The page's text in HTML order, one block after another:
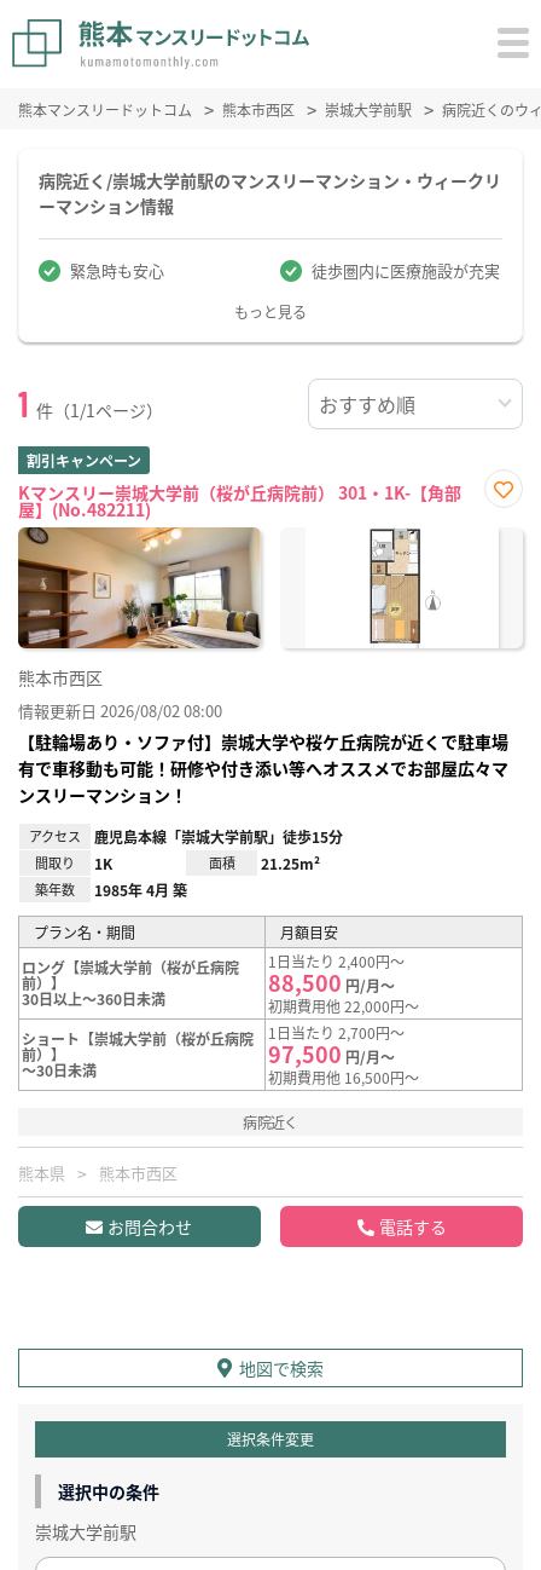
熊本マンスリードットコム 熊本市西区 崇城大学前駅 病院近くのウ
病院近く/崇城大学前駅のマンスリーマンション・ウィークリ
ーマンション情報
緊急時も安心 徒歩圏内に医療施設が充実
もっと見る
1 件（1/1ページ）
割引キャンペーン
Kマンスリー崇城大学前（桜が丘病院前） 301・1K-【角部
屋】(No.482211)
に入
熊本市西区
情報更新日 2026/08/02 08:00
【駐輪場あり・ソファ付】崇城大学や桜ケ丘病院が近くで駐車場
有で車移動も可能！研修や付き添い等へオススメでお部屋広々マ
ンスリーマンション！
アクセス 鹿児島本線「崇城大学前駅」徒歩15分
間取り 1K 面積 21.25m²
築年数 1985年 4月 築
プラン名・期間
月額目安
ロング【崇城大学前（桜が丘病院
前）】
30日以上～360日未満
1日当たり 2,400円～
88,500 円/月～
初期費用他 22,000円～
ショート【崇城大学前（桜が丘病院
前）】
～30日未満
1日当たり 2,700円～
97,500 円/月～
初期費用他 16,500円～
病院近く
熊本県 熊本市西区
お問合わせ 電話する
地図で検索
選択条件変更
選択中の条件
崇城大学前駅